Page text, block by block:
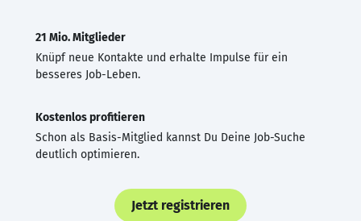
21 Mio. Mitglieder
Knüpf neue Kontakte und erhalte Impulse für ein
besseres Job-Leben.
Kostenlos profitieren
Schon als Basis-Mitglied kannst Du Deine Job-Suche
deutlich optimieren.
Jetzt registrieren